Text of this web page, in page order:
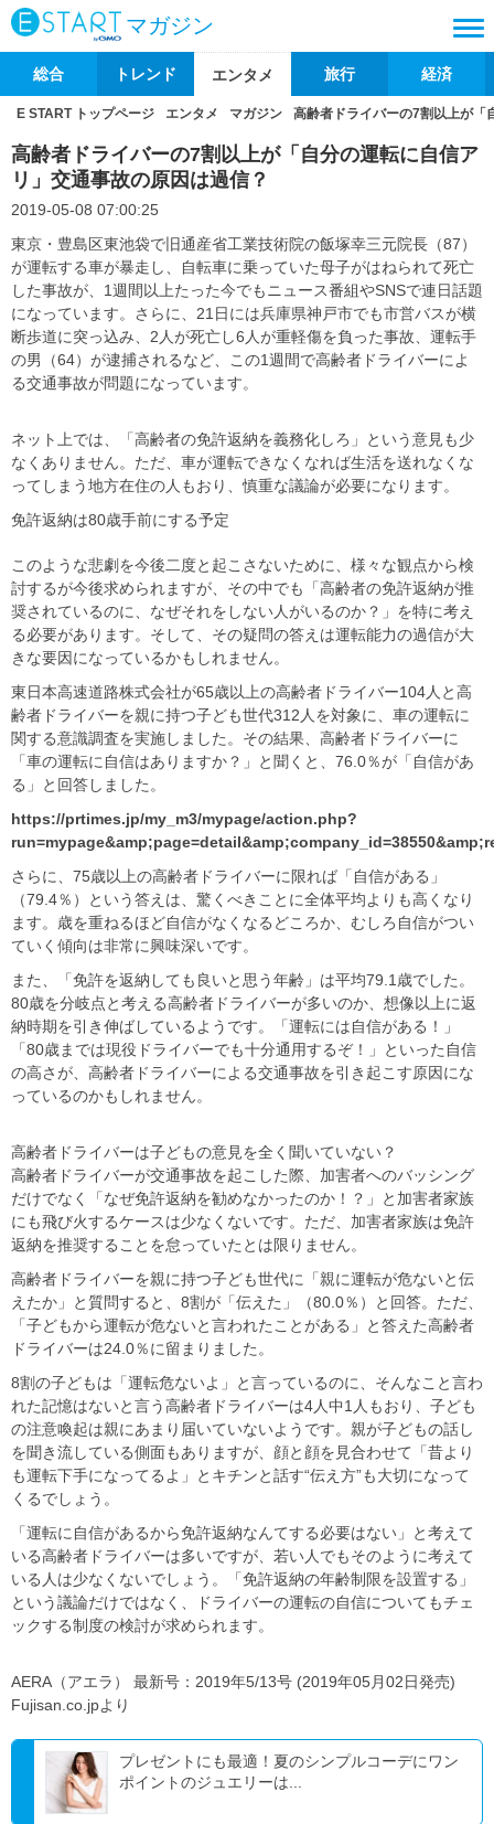
マガジン
総合 トレンド エンタメ 旅行 経済
E START トップページ エンタメ マガジン 高齢者ドライバーの7割以上が「
高齢者ドライバーの7割以上が「自分の運転に自信ア
リ」交通事故の原因は過信？
2019-05-08 07:00:25
東京・豊島区東池袋で旧通産省工業技術院の飯塚幸三元院長（87）
が運転する車が暴走し、自転車に乗っていた母子がはねられて死亡
した事故が、1週間以上たった今でもニュース番組やSNSで連日話題
になっています。さらに、21日には兵庫県神戸市でも市営バスが横
断歩道に突っ込み、2人が死亡し6人が重軽傷を負った事故、運転手
の男（64）が逮捕されるなど、この1週間で高齢者ドライバーによ
る交通事故が問題になっています。
ネット上では、「高齢者の免許返納を義務化しろ」という意見も少
なくありません。ただ、車が運転できなくなれば生活を送れなくな
ってしまう地方在住の人もおり、慎重な議論が必要になります。
免許返納は80歳手前にする予定
このような悲劇を今後二度と起こさないために、様々な観点から検
討するが今後求められますが、その中でも「高齢者の免許返納が推
奨されているのに、なぜそれをしない人がいるのか？」を特に考え
る必要があります。そして、その疑問の答えは運転能力の過信が大
きな要因になっているかもしれません。
東日本高速道路株式会社が65歳以上の高齢者ドライバー104人と高
齢者ドライバーを親に持つ子ども世代312人を対象に、車の運転に
関する意識調査を実施しました。その結果、高齢者ドライバーに
「車の運転に自信はありますか？」と聞くと、76.0％が「自信があ
る」と回答しました。
https://prtimes.jp/my_m3/mypage/action.php?
さらに、75歳以上の高齢者ドライバーに限れば「自信がある」
（79.4％）という答えは、驚くべきことに全体平均よりも高くなり
ます。歳を重ねるほど自信がなくなるどころか、むしろ自信がつい
ていく傾向は非常に興味深いです。
また、「免許を返納しても良いと思う年齢」は平均79.1歳でした。
80歳を分岐点と考える高齢者ドライバーが多いのか、想像以上に返
納時期を引き伸ばしているようです。「運転には自信がある！」
「80歳までは現役ドライバーでも十分通用するぞ！」といった自信
の高さが、高齢者ドライバーによる交通事故を引き起こす原因にな
っているのかもしれません。
高齢者ドライバーは子どもの意見を全く聞いていない？
高齢者ドライバーが交通事故を起こした際、加害者へのバッシング
だけでなく「なぜ免許返納を勧めなかったのか！？」と加害者家族
にも飛び火するケースは少なくないです。ただ、加害者家族は免許
返納を推奨することを怠っていたとは限りません。
高齢者ドライバーを親に持つ子ども世代に「親に運転が危ないと伝
えたか」と質問すると、8割が「伝えた」（80.0％）と回答。ただ、
「子どもから運転が危ないと言われたことがある」と答えた高齢者
ドライバーは24.0％に留まりました。
8割の子どもは「運転危ないよ」と言っているのに、そんなこと言わ
れた記憶はないと言う高齢者ドライバーは4人中1人もおり、子ども
の注意喚起は親にあまり届いていないようです。親が子どもの話し
を聞き流している側面もありますが、顔と顔を見合わせて「昔より
も運転下手になってるよ」とキチンと話す“伝え方”も大切になって
くるでしょう。
「運転に自信があるから免許返納なんてする必要はない」と考えて
いる高齢者ドライバーは多いですが、若い人でもそのように考えて
いる人は少なくないでしょう。「免許返納の年齢制限を設置する」
という議論だけではなく、ドライバーの運転の自信についてもチェ
ックする制度の検討が求められます。
AERA（アエラ） 最新号：2019年5/13号 (2019年05月02日発売)
Fujisan.co.jpより
プレゼントにも最適！夏のシンプルコーデにワン
ポイントのジュエリーは...